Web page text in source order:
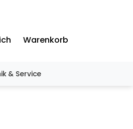
Warenkorb
& Service